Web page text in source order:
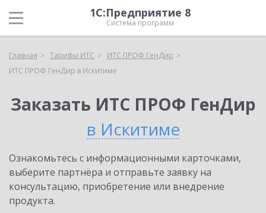
1С:Предприятие 8
Система программ
Главная Тарифы ИТС
ИТС ПРОФ ГенДир
ИТС ПРОФ ГенДир в Искитиме
Заказать ИТС ПРОФ ГенДир
в Искитиме
Ознакомьтесь с информационными карточками,
выберите партнёра и отправьте заявку на
консультацию, приобретение или внедрение
продукта.